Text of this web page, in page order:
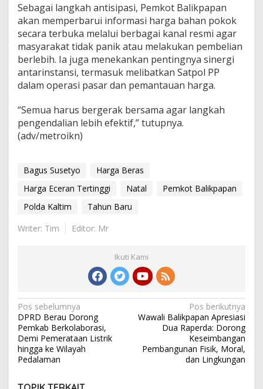
Sebagai langkah antisipasi, Pemkot Balikpapan
akan memperbarui informasi harga bahan pokok
secara terbuka melalui berbagai kanal resmi agar
masyarakat tidak panik atau melakukan pembelian
berlebih. Ia juga menekankan pentingnya sinergi
antarinstansi, termasuk melibatkan Satpol PP
dalam operasi pasar dan pemantauan harga.
“Semua harus bergerak bersama agar langkah
pengendalian lebih efektif,” tutupnya.
(adv/metroikn)
Bagus Susetyo
Harga Beras
Harga Eceran Tertinggi
Natal
Pemkot Balikpapan
Polda Kaltim
Tahun Baru
Writer: Tim
Editor: Mr
Ikuti Kami
Navigasi
pos
Pos sebelumnya
DPRD Berau Dorong
Pemkab Berkolaborasi,
Demi Pemerataan Listrik
hingga ke Wilayah
Pedalaman
Pos berikutnya
Wawali Balikpapan Apresiasi
Dua Raperda: Dorong
Keseimbangan
Pembangunan Fisik, Moral,
dan Lingkungan